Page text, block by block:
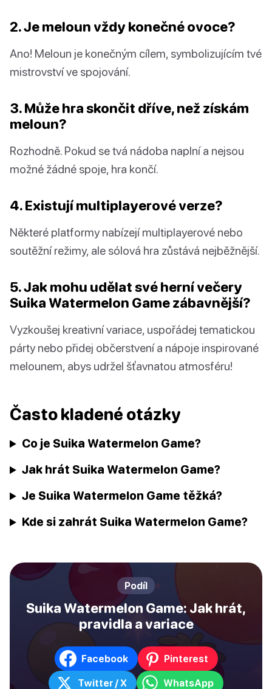
2. Je meloun vždy konečné ovoce?
Ano! Meloun je konečným cílem, symbolizujícím tvé
mistrovství ve spojování.
3. Může hra skončit dříve, než získám
meloun?
Rozhodně. Pokud se tvá nádoba naplní a nejsou
možné žádné spoje, hra končí.
4. Existují multiplayerové verze?
Některé platformy nabízejí multiplayerové nebo
soutěžní režimy, ale sólová hra zůstává nejběžnější.
5. Jak mohu udělat své herní večery
Suika Watermelon Game zábavnější?
Vyzkoušej kreativní variace, uspořádej tematickou
párty nebo přidej občerstvení a nápoje inspirované
melounem, abys udržel šťavnatou atmosféru!
Často kladené otázky
Co je Suika Watermelon Game?
Jak hrát Suika Watermelon Game?
Je Suika Watermelon Game těžká?
Kde si zahrát Suika Watermelon Game?
Podíl
Suika Watermelon Game: Jak hrát,
pravidla a variace
Facebook Pinterest
Twitter / X WhatsApp